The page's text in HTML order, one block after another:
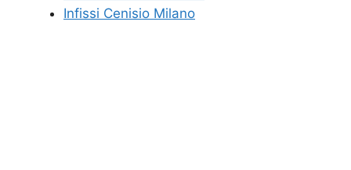
Infissi Cenisio Milano